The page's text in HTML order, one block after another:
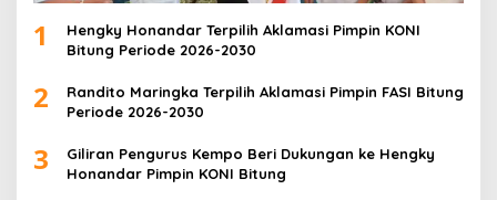
1
Hengky Honandar Terpilih Aklamasi Pimpin KONI
Bitung Periode 2026-2030
2
Randito Maringka Terpilih Aklamasi Pimpin FASI Bitung
Periode 2026-2030
3
Giliran Pengurus Kempo Beri Dukungan ke Hengky
Honandar Pimpin KONI Bitung